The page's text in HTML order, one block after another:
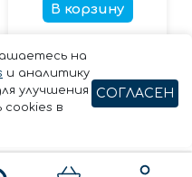
В корзину
на
и аналитику
улучшения
в
СОГЛАСЕН